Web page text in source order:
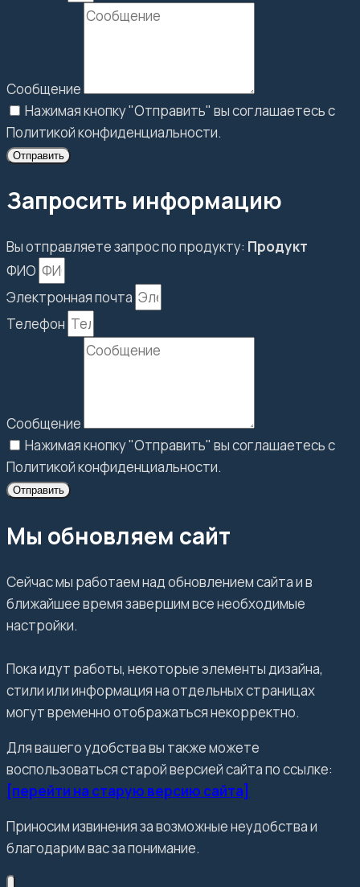
Сообщение
Нажимая кнопку "Отправить" вы соглашаетесь с
Политикой конфиденциальности.
Отправить
Запросить информацию
Вы отправляете запрос по продукту: Продукт
ФИО
Электронная почта
Телефон
Сообщение
Нажимая кнопку "Отправить" вы соглашаетесь с
Политикой конфиденциальности.
Отправить
Мы обновляем сайт
Сейчас мы работаем над обновлением сайта и в
ближайшее время завершим все необходимые
настройки.
Пока идут работы, некоторые элементы дизайна,
стили или информация на отдельных страницах
могут временно отображаться некорректно.
Для вашего удобства вы также можете
воспользоваться старой версией сайта по ссылке:
[перейти на старую версию сайта]
Приносим извинения за возможные неудобства и
благодарим вас за понимание.